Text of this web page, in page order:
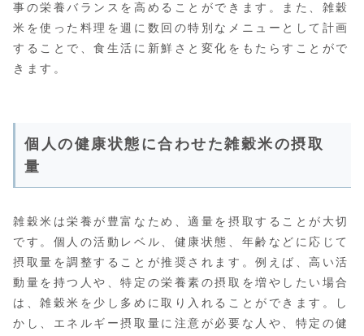
事の栄養バランスを高めることができます。また、雑穀
米を使った料理を週に数回の特別なメニューとして計画
することで、食生活に新鮮さと変化をもたらすことがで
きます。
個人の健康状態に合わせた雑穀米の摂取
量
雑穀米は栄養が豊富なため、適量を摂取することが大切
です。個人の活動レベル、健康状態、年齢などに応じて
摂取量を調整することが推奨されます。例えば、高い活
動量を持つ人や、特定の栄養素の摂取を増やしたい場合
は、雑穀米を少し多めに取り入れることができます。し
かし、エネルギー摂取量に注意が必要な人や、特定の健